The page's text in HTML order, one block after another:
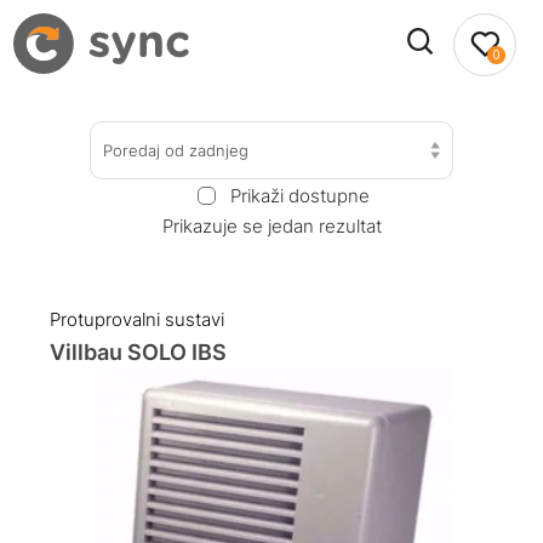
0
Poredaj od zadnjeg
Prikaži dostupne
Prikazuje se jedan rezultat
Protuprovalni sustavi
Villbau SOLO IBS